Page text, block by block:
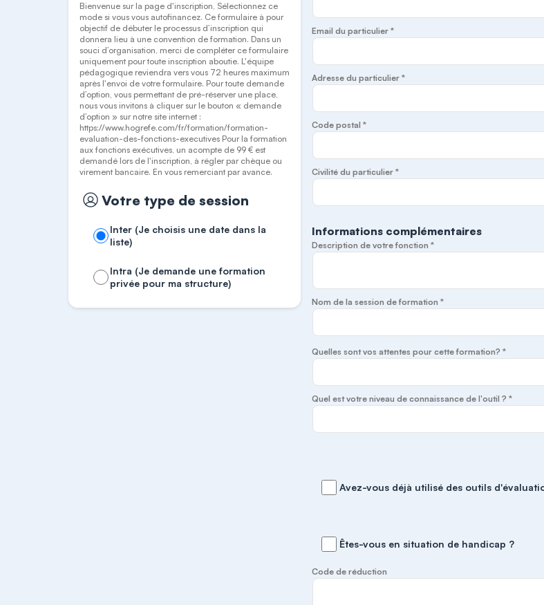
Bienvenue sur la page d'inscription, Sélectionnez ce
mode si vous vous autofinancez. Ce formulaire à pour
objectif de débuter le processus d’inscription qui
donnera lieu à une convention de formation. Dans un
souci d’organisation, merci de compléter ce formulaire
uniquement pour toute inscription aboutie. L'équipe
pédagogique reviendra vers vous 72 heures maximum
après l'envoi de votre formulaire. Pour toute demande
d’option, vous permettant de pré-réserver une place,
nous vous invitons à cliquer sur le bouton « demande
d’option » sur notre site internet :
https://www.hogrefe.com/fr/formation/formation-
evaluation-des-fonctions-executives Pour la formation
aux fonctions exécutives, un acompte de 99 € est
demandé lors de l'inscription, à régler par chèque ou
virement bancaire. En vous remerciant par avance.
Votre type de session
Inter (Je choisis une date dans la
liste)
Intra (Je demande une formation
privée pour ma structure)
Email du particulier *
Adresse du particulier *
Code postal *
Civilité du particulier *
Informations complémentaires
Description de votre fonction *
Nom de la session de formation *
Quelles sont vos attentes pour cette formation? *
Quel est votre niveau de connaissance de l'outil ? *
Avez-vous déjà utilisé des outils
Êtes-vous en situation de handicap ?
Code de réduction